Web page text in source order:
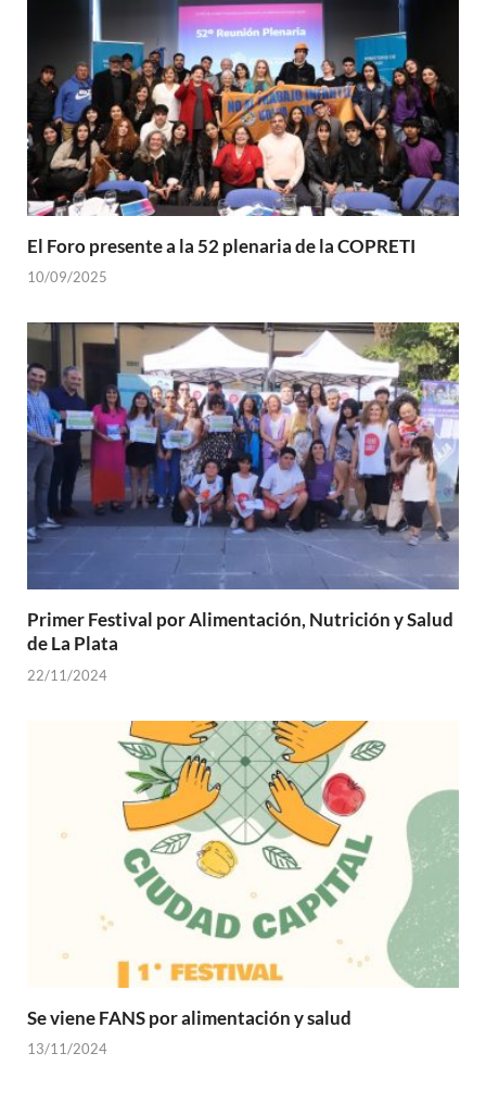
El Foro presente a la 52 plenaria de la COPRETI
10/09/2025
Primer Festival por Alimentación, Nutrición y Salud
de La Plata
22/11/2024
Se viene FANS por alimentación y salud
13/11/2024